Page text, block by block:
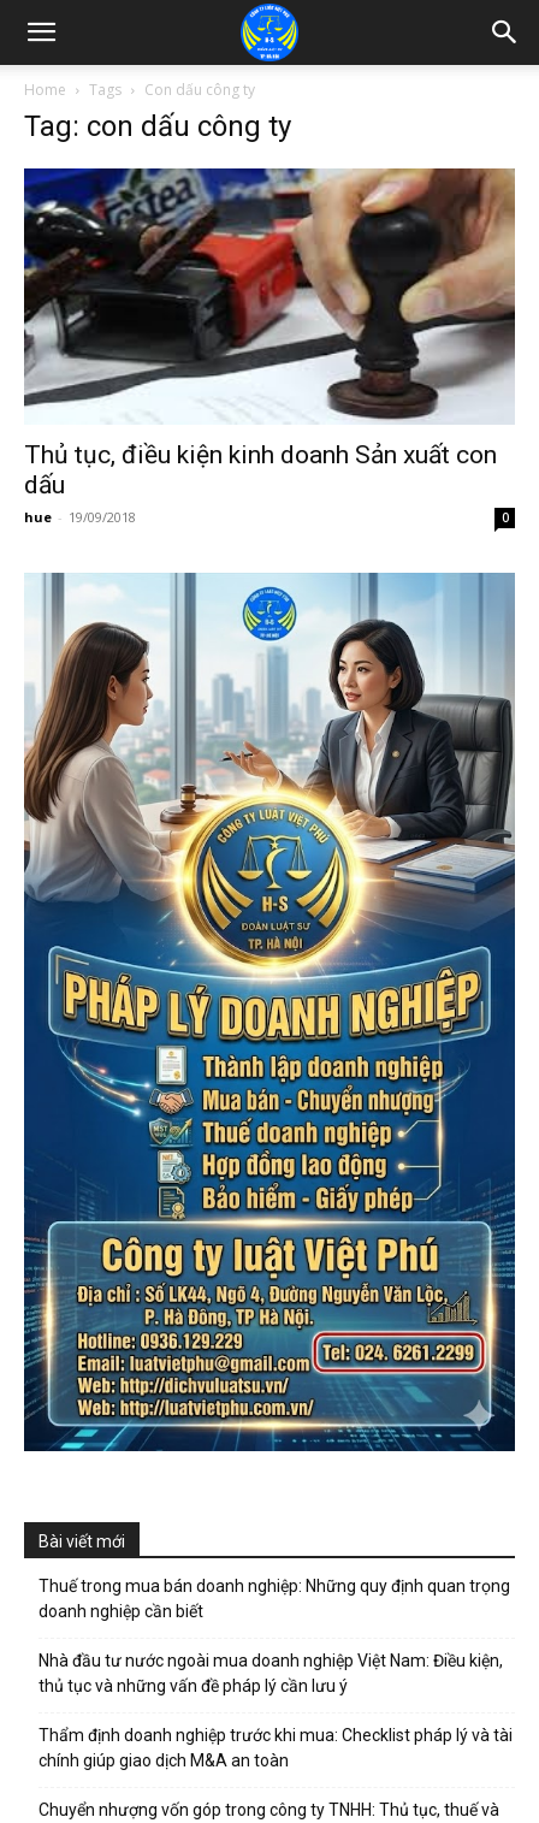
Home Tags Con dấu công ty
Tag: con dấu công ty
Thủ tục, điều kiện kinh doanh Sản xuất con
dấu
hue - 19/09/2018 0
Bài viết mới
Thuế trong mua bán doanh nghiệp: Những quy định quan trọng
doanh nghiệp cần biết
Nhà đầu tư nước ngoài mua doanh nghiệp Việt Nam: Điều kiện,
thủ tục và những vấn đề pháp lý cần lưu ý
Thẩm định doanh nghiệp trước khi mua: Checklist pháp lý và tài
chính giúp giao dịch M&A an toàn
Chuyển nhượng vốn góp trong công ty TNHH: Thủ tục, thuế và